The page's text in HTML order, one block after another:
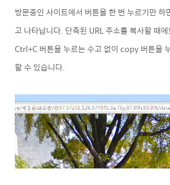
방문중인 사이트에서 버튼을 한 번 누르기만
고 나타납니다. 단축된 URL 주소를 복사할 때
Ctrl+C 버튼을 누르는 수고 없이 copy 버튼을
할 수 있습니다.